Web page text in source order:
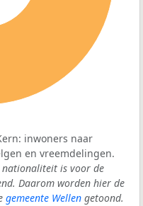
inwoners naar
en vreemdelingen.
nationaliteit is voor de
Daarom worden hier de
gemeente Wellen getoond.